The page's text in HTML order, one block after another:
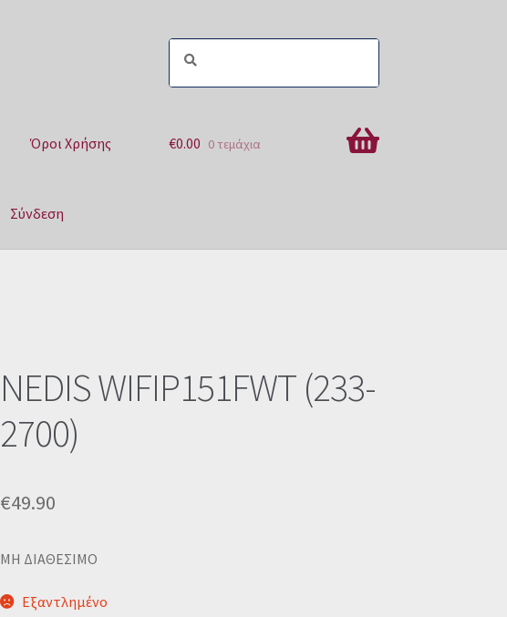
Όροι Χρήσης
Σύνδεση
€0.00 0 τεμάχια
NEDIS WIFIP151FWT (233-
2700)
€49.90
MΗ ΔΙΑΘΕΣΙΜΟ
Εξαντλημένο